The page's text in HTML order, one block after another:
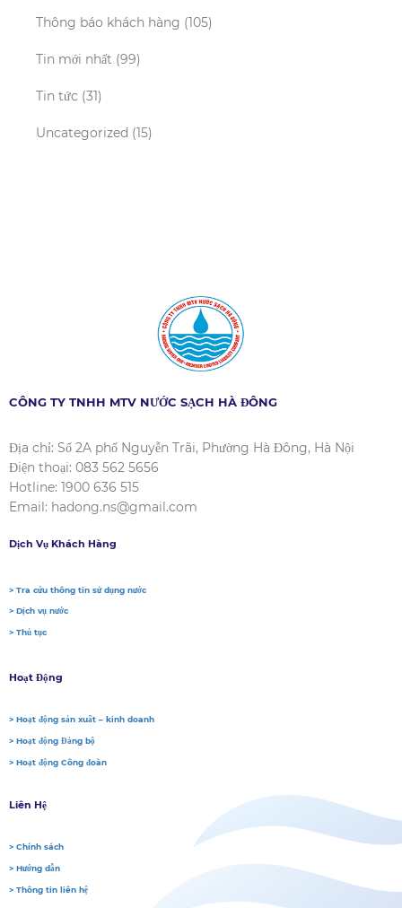
Thông báo khách hàng (105)
Tin mới nhất (99)
Tin tức (31)
Uncategorized (15)
CÔNG TY TNHH MTV NƯỚC SẠCH HÀ ĐÔNG
Địa chỉ: Số 2A phố Nguyễn Trãi, Phường Hà Đông, Hà Nội
Điện thoại: 083 562 5656
Hotline: 1900 636 515
Email: hadong.ns@gmail.com
Dịch Vụ Khách Hàng
> Tra cứu thông tin sử dụng nước
> Dịch vụ nước
> Thủ tục
Hoạt Động
> Hoạt động sản xuất – kinh doanh
> Hoạt động Đảng bộ
> Hoạt động Công đoàn
Liên Hệ
> Chính sách
> Hướng dẫn
> Thông tin liên hệ